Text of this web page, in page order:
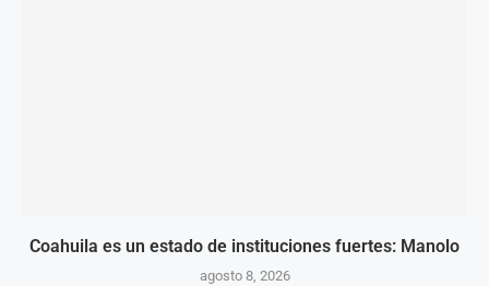
Coahuila es un estado de instituciones fuertes: Manolo
agosto 8, 2026